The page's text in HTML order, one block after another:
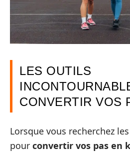
LES OUTILS
CONVERTIR VOS
Lorsque vous recherchez
pour convertir vos pas en